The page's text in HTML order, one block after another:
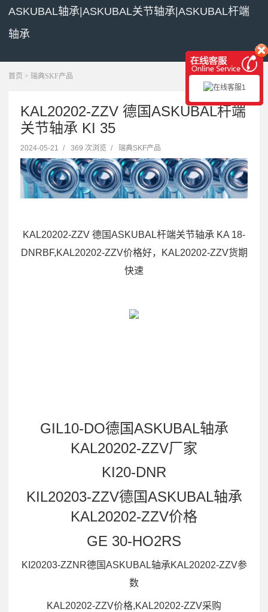
ASKUBAL轴承|ASKUBAL关节轴承|ASKUBAL杆端
轴承
展开菜单
首页 > 瑞典SKF产品
KAL20202-ZZV 德国ASKUBAL杆端
关节轴承 KI 35
2024-05-21 / 369 次浏览 / 瑞典SKF产品
KAL20202-ZZV 德国ASKUBAL杆端关节轴承 KA 18-
DNRBF,KAL20202-ZZV价格好，KAL20202-ZZV货期
快速
GIL10-DO德国ASKUBAL轴承
KAL20202-ZZV厂家
KI20-DNR
KIL20203-ZZV德国ASKUBAL轴承
KAL20202-ZZV价格
GE 30-HO2RS
KI20203-ZZNR德国ASKUBAL轴承KAL20202-ZZV参
数
KAL20202-ZZV价格,KAL20202-ZZV采购